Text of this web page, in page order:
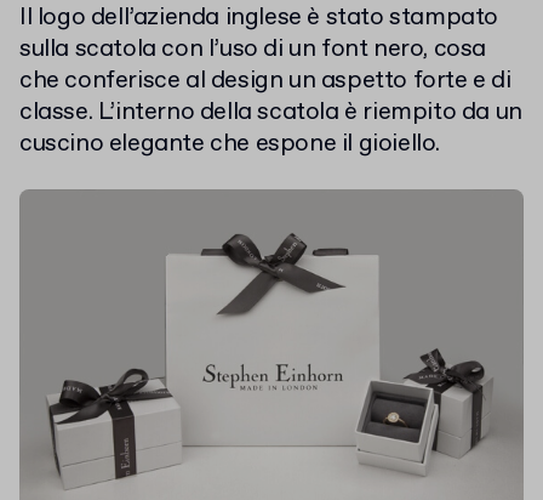
Il logo dell’azienda inglese è stato stampato
sulla scatola con l’uso di un font nero, cosa
che conferisce al design un aspetto forte e di
classe. L’interno della scatola è riempito da un
cuscino elegante che espone il gioiello.